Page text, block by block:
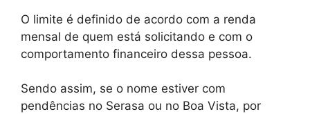
O limite é definido de acordo com a renda
mensal de quem está solicitando e com o
comportamento financeiro dessa pessoa.
Sendo assim, se o nome estiver com
pendências no Serasa ou no Boa Vista, por